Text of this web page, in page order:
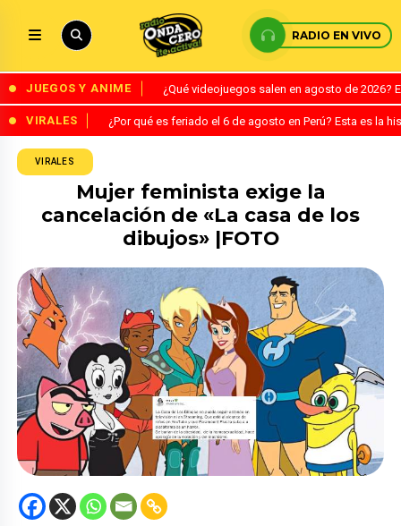
RADIO EN VIVO
JUEGOS Y ANIME ¿Qué videojuegos salen en agosto de
VIRALES ¿Por qué es feriado el 6 de agosto en Perú? Esta es la
VIRALES
Mujer feminista exige la
cancelación de «La casa de los
dibujos» |FOTO